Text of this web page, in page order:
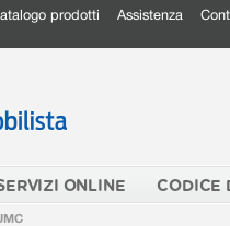
prodotti Assistenza
ONLINE CODICE